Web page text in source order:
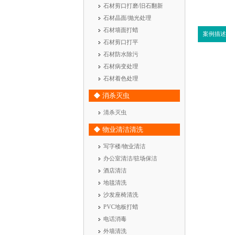
石材剪口打磨/旧石翻新
石材晶面/抛光处理
石材墙面打蜡
石材剪口打平
石材防水除污
石材病变处理
石材着色处理
◆ 消杀灭虫
清杀灭虫
◆ 物业清洁清洗
写字楼/物业清洁
办公室清洁/驻场保洁
酒店清洁
地毯清洗
沙发座椅清洗
PVC地板打蜡
电话消毒
外墙清洗
案例描述